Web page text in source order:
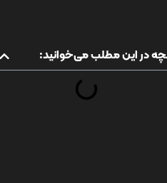
در این مطلب می‌خوانید: